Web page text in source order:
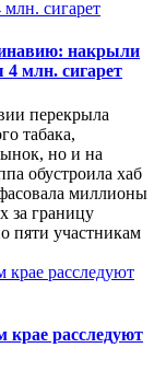
накрыли
млн. сигарет
перекрыла
табака,
но и на
обустроила хаб
миллионы
за границу
пяти участникам
крае расследуют